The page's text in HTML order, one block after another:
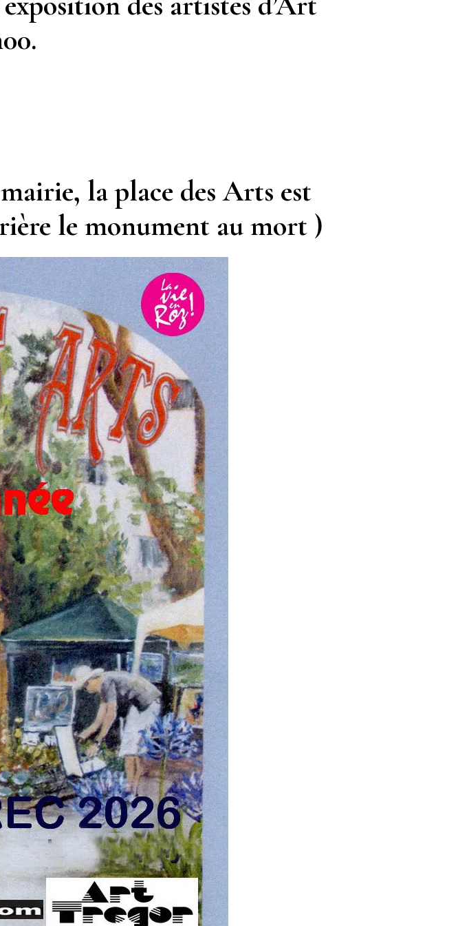
.
la place des Arts est
le monument au mort )